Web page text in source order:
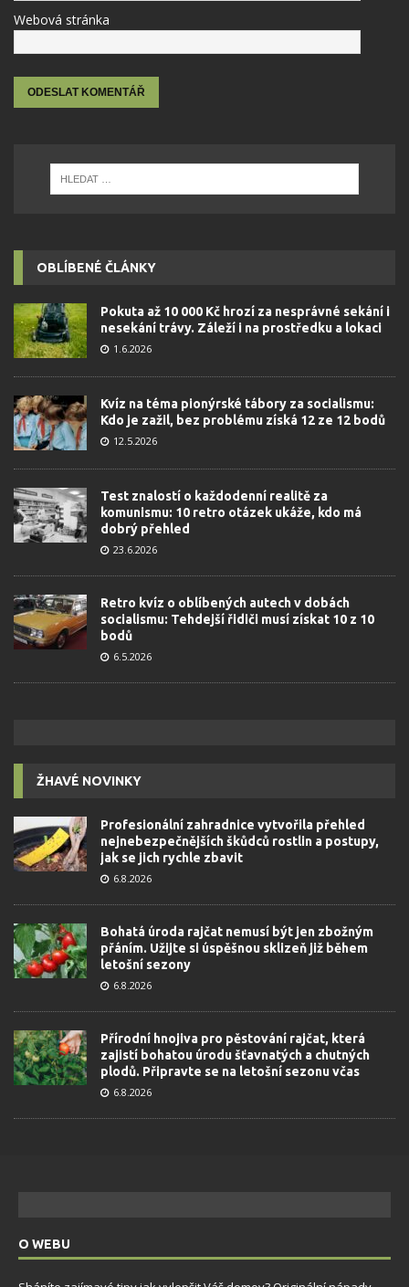
Webová stránka
OBLÍBENÉ ČLÁNKY
Pokuta až 10 000 Kč hrozí za nesprávné sekání i
nesekání trávy. Záleží i na prostředku a lokaci
1.6.2026
Kvíz na téma pionýrské tábory za socialismu:
Kdo je zažil, bez problému získá 12 ze 12 bodů
12.5.2026
Test znalostí o každodenní realitě za
komunismu: 10 retro otázek ukáže, kdo má
dobrý přehled
23.6.2026
Retro kvíz o oblíbených autech v dobách
socialismu: Tehdejší řidiči musí získat 10 z 10
bodů
6.5.2026
ŽHAVÉ NOVINKY
Profesionální zahradnice vytvořila přehled
nejnebezpečnějších škůdců rostlin a postupy,
jak se jich rychle zbavit
6.8.2026
Bohatá úroda rajčat nemusí být jen zbožným
přáním. Užijte si úspěšnou sklizeň již během
letošní sezony
6.8.2026
Přírodní hnojiva pro pěstování rajčat, která
zajistí bohatou úrodu šťavnatých a chutných
plodů. Připravte se na letošní sezonu včas
6.8.2026
O WEBU